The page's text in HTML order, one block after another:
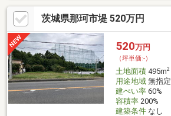
茨城県那珂市堤 520万円
520万円
（坪単価:-）
土地面積495m2
用途地域無指定
建ぺい率60%
容積率200%
建築条件なし